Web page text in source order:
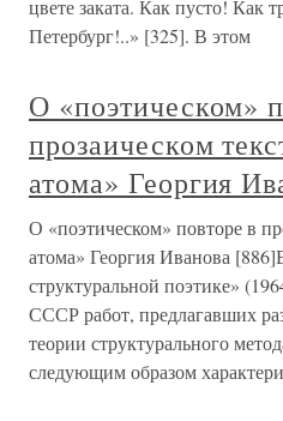
цвете заката. Как пусто! Как
Петербург!..» [325]. В этом
О «поэтическом»
прозаическом
атома» Георгия
О «поэтическом» повторе в
атома» Георгия Иванова
структуральной поэтике»
СССР работ, предлагавших
теории структурального
следующим образом